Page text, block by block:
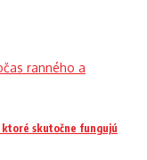
skutočne fungujú